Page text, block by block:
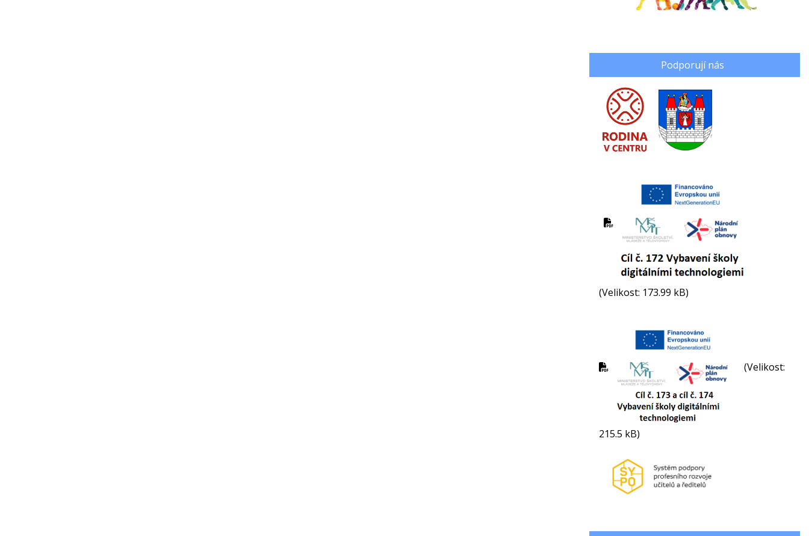
Podporují nás
(Velikost: 173.99 kB)
(Velikost:
215.5 kB)